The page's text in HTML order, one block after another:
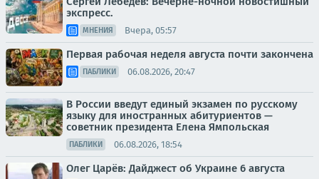
экспресс.
МНЕНИЯ Вчера, 05:57
Первая рабочая неделя августа почти закончена
ПАБЛИКИ 06.08.2026, 20:47
В России введут единый экзамен по русскому
языку для иностранных абитуриентов —
советник президента Елена Ямпольская
ПАБЛИКИ 06.08.2026, 18:54
Олег Царёв: Дайджест об Украине 6 августа